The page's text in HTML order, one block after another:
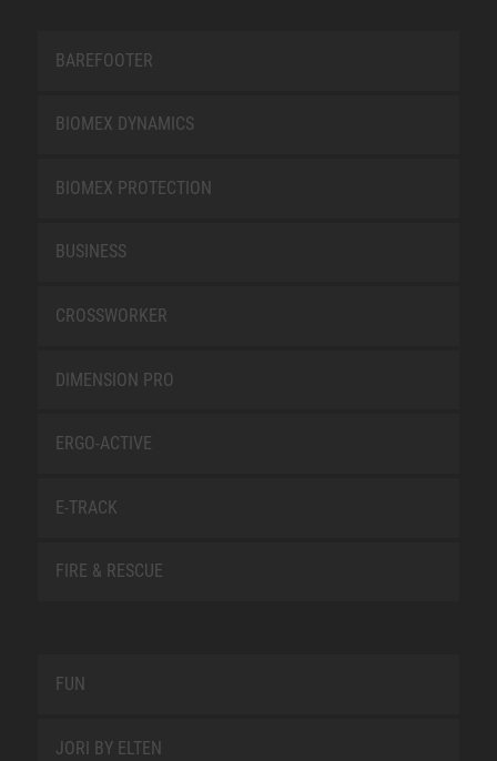
BAREFOOTER
BIOMEX DYNAMICS
BIOMEX PROTECTION
BUSINESS
CROSSWORKER
DIMENSION PRO
ERGO-ACTIVE
E-TRACK
FIRE & RESCUE
FUN
JORI BY ELTEN